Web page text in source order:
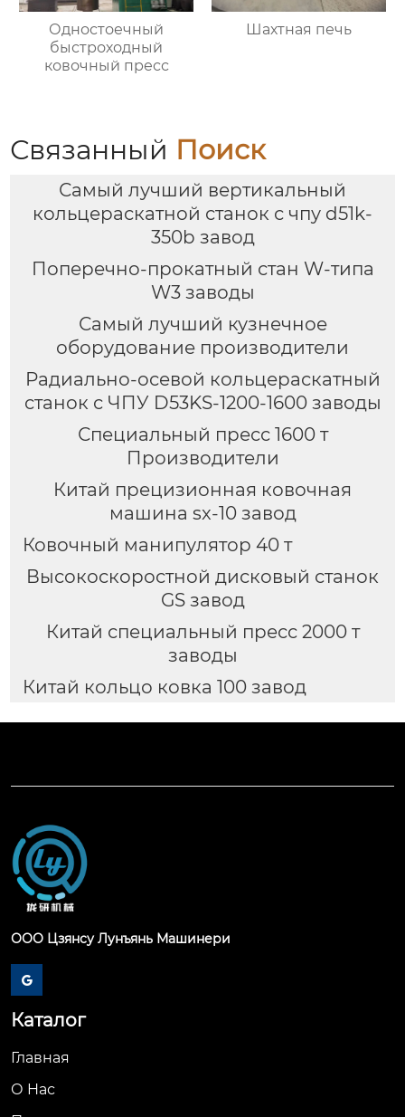
Одностоечный
быстроходный
ковочный пресс
Шахтная печь
Связанный Поиск
Самый лучший вертикальный
кольцераскатной станок с чпу d51k-
350b завод
Поперечно-прокатный стан W-типа
W3 заводы
Самый лучший кузнечное
оборудование производители
Радиально-осевой кольцераскатный
станок с ЧПУ D53KS-1200-1600 заводы
Специальный пресс 1600 т
Производители
Китай прецизионная ковочная
машина sx-10 завод
Ковочный манипулятор 40 т
Высокоскоростной дисковый станок
GS завод
Китай специальный пресс 2000 т
заводы
Китай кольцо ковка 100 завод
ООО Цзянсу Лунъянь Машинери

Каталог
Главная
О Hас